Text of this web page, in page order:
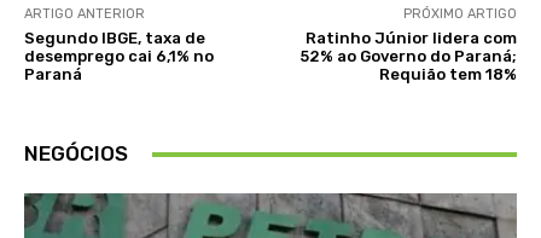
ARTIGO ANTERIOR
Segundo IBGE, taxa de
desemprego cai 6,1% no
Paraná
PRÓXIMO ARTIGO
Ratinho Júnior lidera com
52% ao Governo do Paraná;
Requião tem 18%
NEGÓCIOS